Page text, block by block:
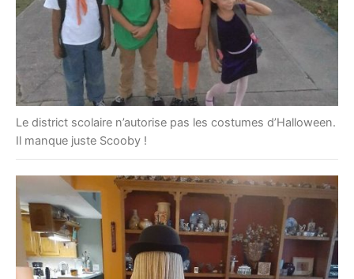
Le district scolaire n’autorise pas les costumes d’Halloween.
Il manque juste Scooby !